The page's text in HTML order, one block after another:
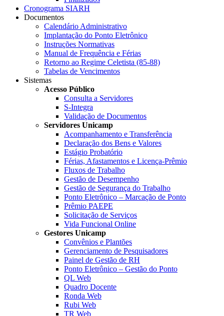
Cronograma SIARH
Documentos
Calendário Administrativo
Implantação do Ponto Eletrônico
Instruções Normativas
Manual de Frequência e Férias
Retorno ao Regime Celetista (85-88)
Tabelas de Vencimentos
Sistemas
Acesso Público
Consulta a Servidores
S-Integra
Validação de Documentos
Servidores Unicamp
Acompanhamento e Transferência
Declaração dos Bens e Valores
Estágio Probatório
Férias, Afastamentos e Licença-Prêmio
Fluxos de Trabalho
Gestão de Desempenho
Gestão de Segurança do Trabalho
Ponto Eletrônico – Marcação de Ponto
Prêmio PAEPE
Solicitação de Serviços
Vida Funcional Online
Gestores Unicamp
Convênios e Plantões
Gerenciamento de Pesquisadores
Painel de Gestão de RH
Ponto Eletrônico – Gestão do Ponto
QL Web
Quadro Docente
Ronda Web
Rubi Web
TR Web